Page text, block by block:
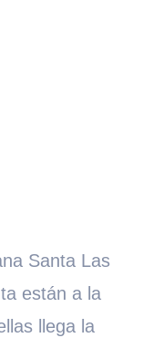
Santa Las
están a la
llega la